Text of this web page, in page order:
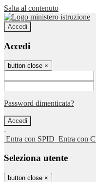
Salta al contenuto
Accedi
Accedi
button close ×
Password dimenticata?
-
Entra con SPID Entra con
Seleziona utente
button close ×